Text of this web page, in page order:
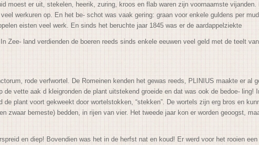
moest er uit, stekelen, heerik, zuring, kroos en flab waren zijn voornaamste
werkuren op. En het be- schot was vaak gering: graan voor enkele guldens per
eisten veel werk. En sinds het beruchte jaar 1845 was er de aardappelziekte
Zee- land verdienden de boeren reeds sinds enkele eeuwen veel geld met de teelt
rode verfwortel. De Romeinen kenden het gewas reeds, PLINIUS maakte er al
de vetteaak d kleigronden de plant uitstekend groeide en dat was ook de bedoe-
de plant voort gekweekt door wortelstokken, “stekken”. De wortels zijn erg bros en
zwaar bemeste) bedden, in rijen van vier. Het tweede jaar kon er worden geoogst,
en diep! Bovendien was het in de herfst nat en koud! Er werd voor het rooien